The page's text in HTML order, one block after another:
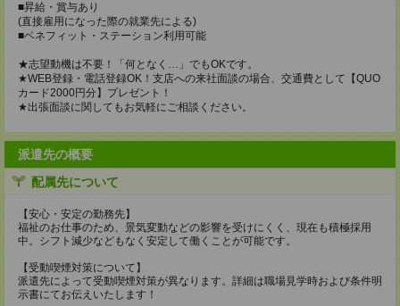
■昇給・賞与あり
(直接雇用になった際の就業先による)
■ベネフィット・ステーション利用可能
★志望動機は不要！「何となく…」でもOKです。
★WEB登録・電話登録OK！支店への来社面談の場合、交通費として【QUO
カード2000円分】プレゼント！
★出張面談に関してもお気軽にご相談ください。
派遣先の概要
配属先について
【安心・安定の勤務先】
福祉のお仕事のため、景気変動などの影響を受けにくく、現在も積極採用
中。シフト減少などもなく安定して働くことが可能です。
【受動喫煙対策について】
派遣先によって受動喫煙対策が異なります。詳細は職場見学時および条件明
示書にてお伝えいたします！